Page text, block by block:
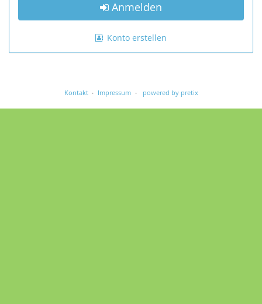
Anmelden
Konto erstellen
Kontakt Impressum powered by pretix